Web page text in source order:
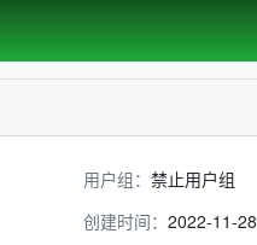
用户组：禁止用户组
创建时间：2022-11-28